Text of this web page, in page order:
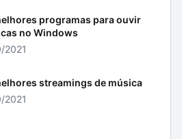
programas para ouvir
no Windows
2021
streamings de música
2021